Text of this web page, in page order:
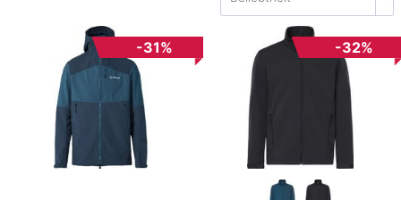
-31% -32%